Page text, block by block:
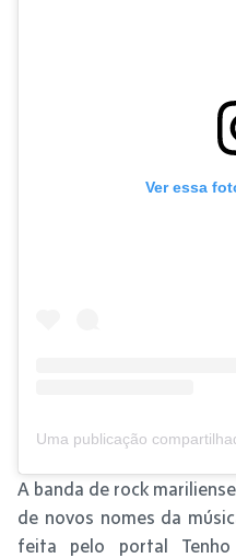
Ver essa
Uma publicação compartilhada por
A banda de rock
de novos nomes da
feita pelo portal